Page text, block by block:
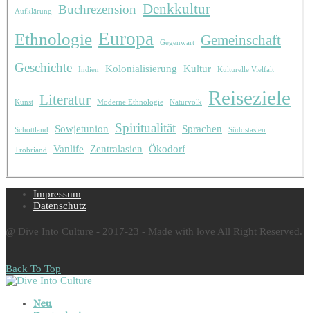
Aufklärung Buchrezension Denkkultur
Ethnologie Europa Gegenwart Gemeinschaft
Geschichte Indien Kolonialisierung Kultur Kulturelle Vielfalt
Kunst Literatur Moderne Ethnologie Naturvolk Reiseziele
Schottland Sowjetunion Spiritualität Sprachen Südostasien
Trobriand Vanlife Zentralasien Ökodorf
Impressum
Datenschutz
@ Dive Into Culture - 2017-23 - Made with love All Right Reserved.
Back To Top
Neu